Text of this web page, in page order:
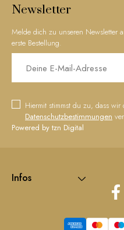
Infos
Newsletter
Melde dich zu unseren Newsletter
erste Bestellung.
Hiermit stimmst du zu, dass wir
Datenschutzbestimmungen
Powered by tzn Digital